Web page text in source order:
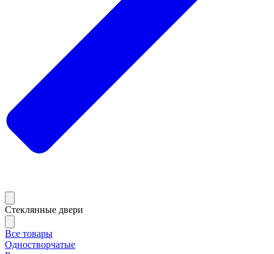
Стеклянные двери
Все товары
Одностворчатые